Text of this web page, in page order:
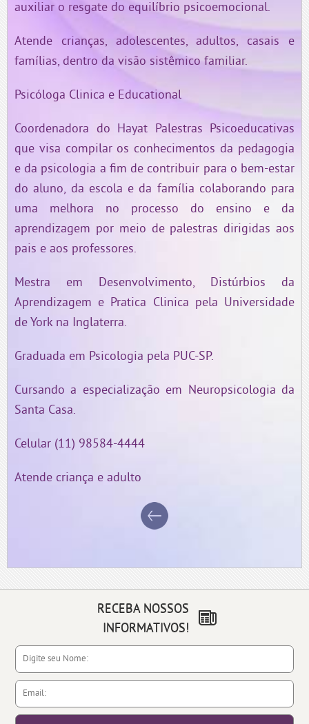
auxiliar o resgate do equilíbrio psicoemocional.
Atende crianças, adolescentes, adultos, casais e
famílias, dentro da visão sistêmico familiar.
Psicóloga Clinica e Educational
Coordenadora do Hayat Palestras Psicoeducativas
que visa compilar os conhecimentos da pedagogia
e da psicologia a fim de contribuir para o bem-estar
do aluno, da escola e da família colaborando para
uma melhora no processo do ensino e da
aprendizagem por meio de palestras dirigidas aos
pais e aos professores.
Mestra em Desenvolvimento, Distúrbios da
Aprendizagem e Pratica Clinica pela Universidade
de York na Inglaterra.
Graduada em Psicologia pela PUC-SP.
Cursando a especialização em Neuropsicologia da
Santa Casa.
Celular (11) 98584-4444
Atende criança e adulto
RECEBA NOSSOS
INFORMATIVOS!